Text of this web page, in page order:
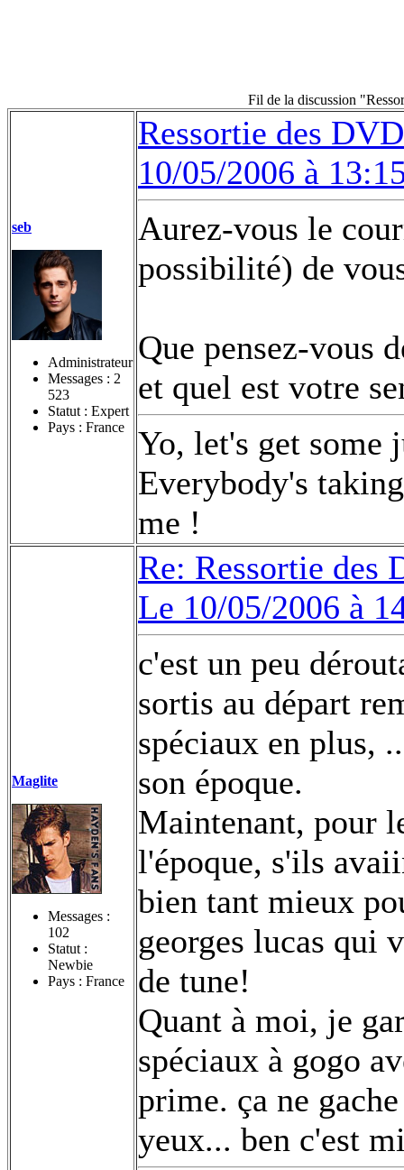
Fil de la discussion
seb
Administrateur
Messages : 2
523
Statut : Expert
Pays : France
Ressortie des
10/05/2006 à
Aurez-vous le
possibilité) de
Que pensez-vous
et quel est votre
Yo, let's get some
Everybody's
me !
Maglite
Messages :
102
Statut :
Newbie
Pays : France
Re: Ressortie des
Le 10/05/2006 à
c'est un peu
sortis au départ
spéciaux en plus,
son époque.
Maintenant, pour
l'époque, s'ils
bien tant mieux
georges lucas qui
de tune!
Quant à moi, je
spéciaux à gogo
prime. ça ne
yeux... ben c'est